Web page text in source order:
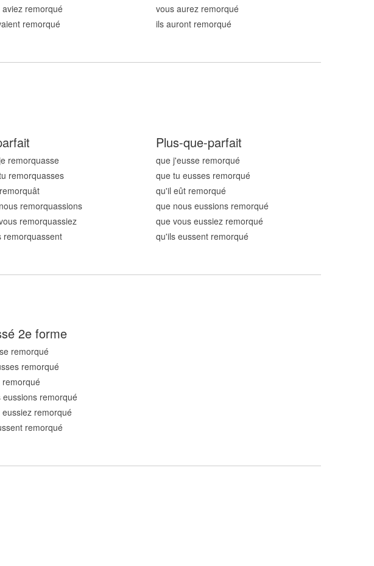
aviez remorqué
remorqué
vous aurez remorqué
ils auront remorqué
remorquasse
remorquasses
ât
remorquassions
remorquassiez
remorquassent
Plus-que-parfait
que j'eusse remorqué
que tu eusses remorqué
qu'il eût remorqué
que nous eussions remorqué
que vous eussiez remorqué
qu'ils eussent remorqué
2e forme
remorqué
remorqué
remorqué
eussions remorqué
eussiez remorqué
remorqué